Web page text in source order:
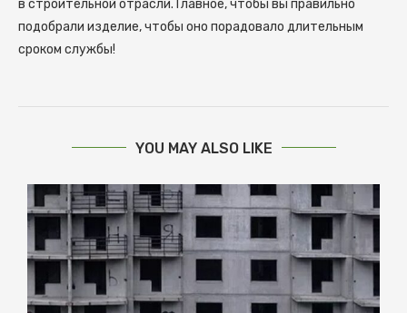
в строительной отрасли. Главное, чтобы вы правильно
подобрали изделие, чтобы оно порадовало длительным
сроком службы!
YOU MAY ALSO LIKE